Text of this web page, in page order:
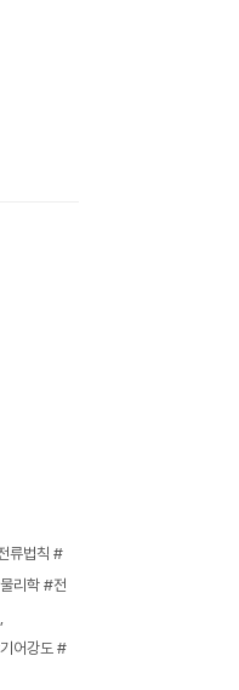
류법칙 #
리학 #전
어강도 #